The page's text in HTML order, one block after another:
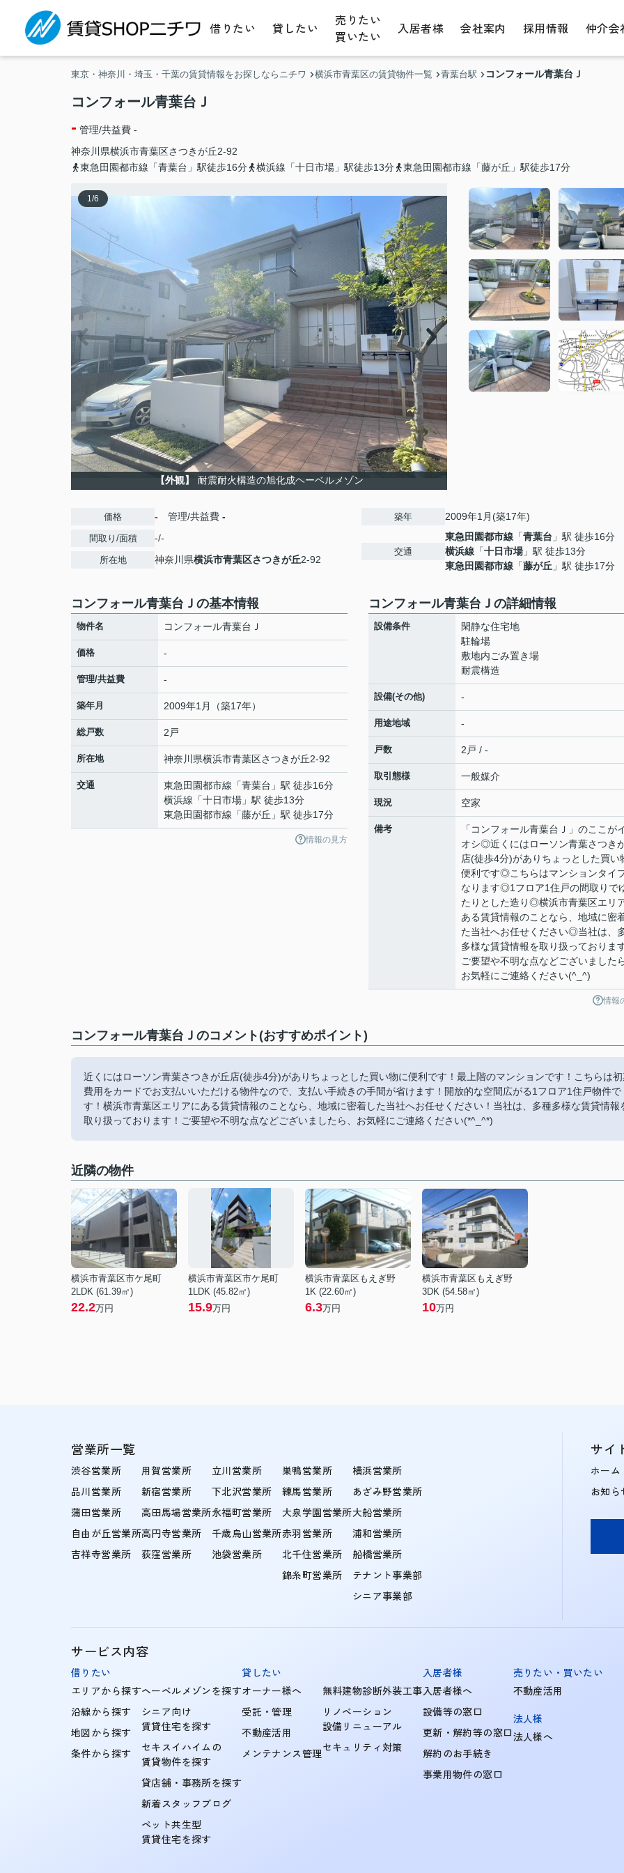
借りたい 貸したい
売りたい
買いたい
入居者様 会社案内 採用情報 仲介会
東京・神奈川・埼玉・千葉の賃貸情報をお探しならニチワ 横浜市青葉区の賃貸物件一覧 青葉台駅 コンフォール青葉台Ｊ
コンフォール青葉台Ｊ
- 管理/共益費 -
神奈川県横浜市青葉区さつきが丘2-92
東急田園都市線「青葉台」駅徒歩16分
横浜線「十日市場」駅徒歩13分 東急田園都市線「藤が丘」駅徒歩17分
1/6
【外観】 耐震耐火構造の旭化成ヘーベルメゾン
価格 - 管理/共益費 -
間取り/面積 -/-
所在地 神奈川県横浜市青葉区さつきが丘2-92
築年 2009年1月(築17年)
交通
東急田園都市線 「青葉台 」駅 徒歩16分
横浜線 「十日市場」駅 徒歩13分
東急田園都市線 「藤が丘 」駅 徒歩17分
コンフォール青葉台Ｊの基本情報
物件名 コンフォール青葉台Ｊ
価格 -
管理/共益費 -
築年月 2009年1月（築17年）
総戸数 2戸
所在地 神奈川県横浜市青葉区さつきが丘2-92
交通 東急田園都市線 「青葉台 」駅 徒歩16分
横浜線 「十日市場 」駅 徒歩13分
東急田園都市線 「藤が丘 」駅 徒歩17分
情報の見方
コンフォール青葉台Ｊの詳細情報
設備条件
閑静な住宅地
駐輪場
敷地内ごみ置き場
耐震構造
設備(その他) -
用途地域 -
戸数 2戸 / -
取引態様 一般媒介
現況 空家
備考
「コンフォール青葉台Ｊ」のここが
オシ◎近くにはローソン青葉さつき
店(徒歩4分)がありちょっとした買い
便利です◎こちらはマンションタイ
なります◎1フロア1住戸の間取りで
たりとした造り◎横浜市青葉区エリ
ある賃貸情報のことなら、地域に密
た当社へお任せください◎当社は、
多様な賃貸情報を取り扱っておりま
ご要望や不明な点などございましたら
お気軽にご連絡ください(^_^)
情報
コンフォール青葉台Ｊのコメント(おすすめポイント)
近くにはローソン青葉さつきが丘店(徒歩4分)がありちょっとした買い物に便利です！最上階のマンションです！こちらは初
費用をカードでお支払いいただける物件なので、支払い手続きの手間が省けます！開放的な空間広がる1フロア1住戸物件で
す！横浜市青葉区エリアにある賃貸情報のことなら、地域に密着した当社へお任せください！当社は、多種多様な賃貸情報
取り扱っております！ご要望や不明な点などございましたら、お気軽にご連絡ください(*^_^*)
近隣の物件
横浜市青葉区市ケ尾町
2LDK (61.39㎡)
22.2万円
横浜市青葉区市ケ尾町
1LDK (45.82㎡)
15.9万円
横浜市青葉区もえぎ野
1K (22.60㎡)
6.3万円
横浜市青葉区もえぎ野
3DK (54.58㎡)
10万円
営業所一覧
渋谷営業所
品川営業所
蒲田営業所
自由が丘営業所
吉祥寺営業所
用賀営業所
新宿営業所
高田馬場営業所
高円寺営業所
荻窪営業所
立川営業所
下北沢営業所
永福町営業所
千歳烏山営業所
池袋営業所
巣鴨営業所
練馬営業所
大泉学園営業所
赤羽営業所
北千住営業所
錦糸町営業所
横浜営業所
あざみ野営業所
大船営業所
浦和営業所
船橋営業所
テナント事業部
シニア事業部
サイ
ホーム
お知ら
サービス内容
借りたい
エリアから探す
沿線から探す
地図から探す
条件から探す
ヘーベルメゾンを探す
シニア向け
賃貸住宅を探す
セキスイハイムの
賃貸物件を探す
貸店舗・事務所を探す
新着スタッフブログ
ペット共生型
賃貸住宅を探す
貸したい
オーナー様へ
受託・管理
不動産活用
メンテナンス管理
無料建物診断外装工事
リノベーション
設備リニューアル
セキュリティ対策
入居者様
入居者様へ
設備等の窓口
更新・解約等の窓口
解約のお手続き
事業用物件の窓口
売りたい・買いたい
不動産活用
法人様
法人様へ